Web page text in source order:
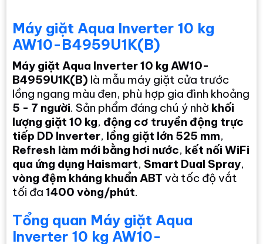
Máy giặt Aqua Inverter 10 kg
AW10-B4959U1K(B)
Máy giặt Aqua Inverter 10 kg AW10-
B4959U1K(B) là mẫu máy giặt cửa trước
lồng ngang màu đen, phù hợp gia đình khoảng
5 - 7 người. Sản phẩm đáng chú ý nhờ khối
lượng giặt 10 kg, động cơ truyền động trực
tiếp DD Inverter, lồng giặt lớn 525 mm,
Refresh làm mới bằng hơi nước, kết nối WiFi
qua ứng dụng Haismart, Smart Dual Spray,
vòng đệm kháng khuẩn ABT và tốc độ vắt
tối đa1400 vòng/phút.
Tổng quan Máy giặt Aqua
Inverter 10 kg AW10-